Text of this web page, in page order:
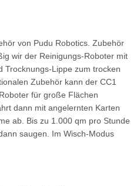
von Pudu Robotics. Zubehör
wir der Reinigungs-Roboter mit
Trocknungs-Lippe zum trocken
Zubehör kann der CC1
für große Flächen
dann mit angelernten Karten
ab. Bis zu 1.000 qm pro Stunde
saugen. Im Wisch-Modus